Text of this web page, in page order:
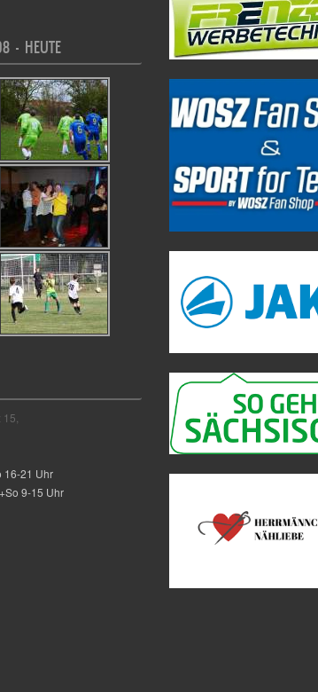
– HEUTE
16-21 Uhr
9-15 Uhr